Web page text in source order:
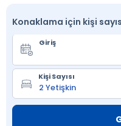
Konaklama için kişi
Giriş
Kişi Sayısı